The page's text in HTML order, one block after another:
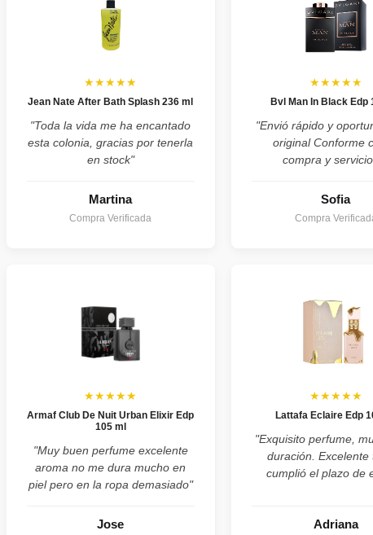
★★★★★
Jean Nate After Bath Splash 236 ml
"Toda la vida me ha encantado
esta colonia, gracias por tenerla
en stock"
Martina
Compra Verificada
★★★★★
Bvl Man In Black Edp
"Envió rápido y
original Conforme
compra y
Sofia
Compra
★★★★★
Armaf Club De Nuit Urban Elixir Edp
105 ml
"Muy buen perfume excelente
aroma no me dura mucho en
piel pero en la ropa demasiado"
Jose
★★★★★
Lattafa Eclaire Edp
"Exquisito perfume,
duración. Excelente
cumplió el plazo de
Adriana